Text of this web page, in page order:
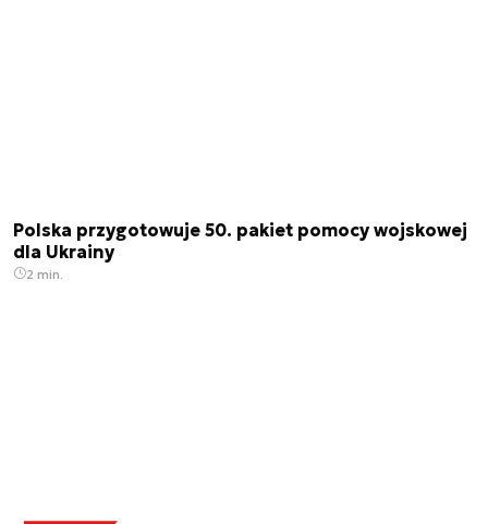
Polska przygotowuje 50. pakiet pomocy wojskowej
dla Ukrainy
2 min.